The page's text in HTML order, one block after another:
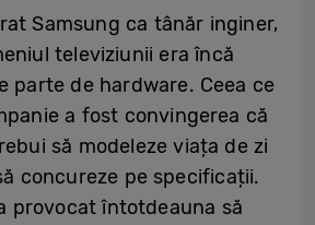
Samsung ca tânăr inginer,
televiziunii era încă
parte de hardware. Ceea ce
a fost convingerea că
să modeleze viața de zi
concureze pe specificații.
provocat întotdeauna să